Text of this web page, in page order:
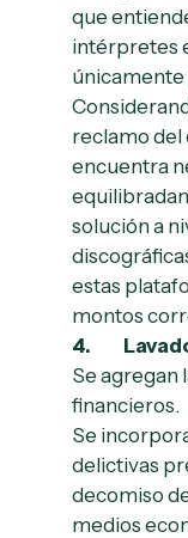
que
intérpretes
reclamo del
encuentra
solución a
estas
montos
4. Lavado
Se agregan
financieros.
Se
delictivas
decomiso
medios